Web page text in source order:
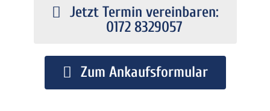
Jetzt Termin vereinbaren:
0172 8329057
Zum Ankaufsformular